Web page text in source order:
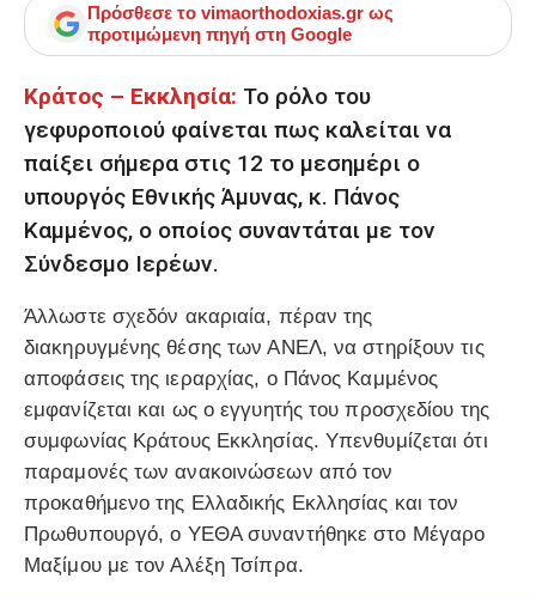
Πρόσθεσε το vimaorthodoxias.gr ως
προτιμώμενη πηγή στη Google
Κράτος – Εκκλησία: Το ρόλο του
γεφυροποιού φαίνεται πως καλείται να
παίξει σήμερα στις 12 το μεσημέρι ο
υπουργός Εθνικής Άμυνας, κ. Πάνος
Καμμένος, ο οποίος συναντάται με τον
Σύνδεσμο Ιερέων.
Άλλωστε σχεδόν ακαριαία, πέραν της
διακηρυγμένης θέσης των ΑΝΕΛ, να στηρίξουν τις
αποφάσεις της ιεραρχίας, ο Πάνος Καμμένος
εμφανίζεται και ως ο εγγυητής του προσχεδίου της
συμφωνίας Κράτους Εκκλησίας. Υπενθυμίζεται ότι
παραμονές των ανακοινώσεων από τον
προκαθήμενο της Ελλαδικής Εκλλησίας και τον
Πρωθυπουργό, ο ΥΕΘΑ συναντήθηκε στο Μέγαρο
Μαξίμου με τον Αλέξη Τσίπρα.